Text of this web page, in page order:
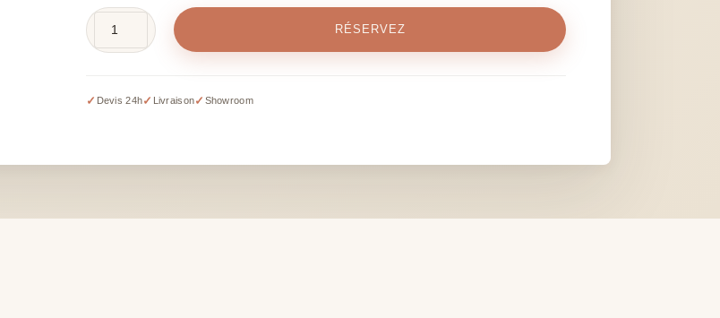
plat
piles)
RÉSERVEZ
✓ Devis 24h✓ Livraison✓ Showroom